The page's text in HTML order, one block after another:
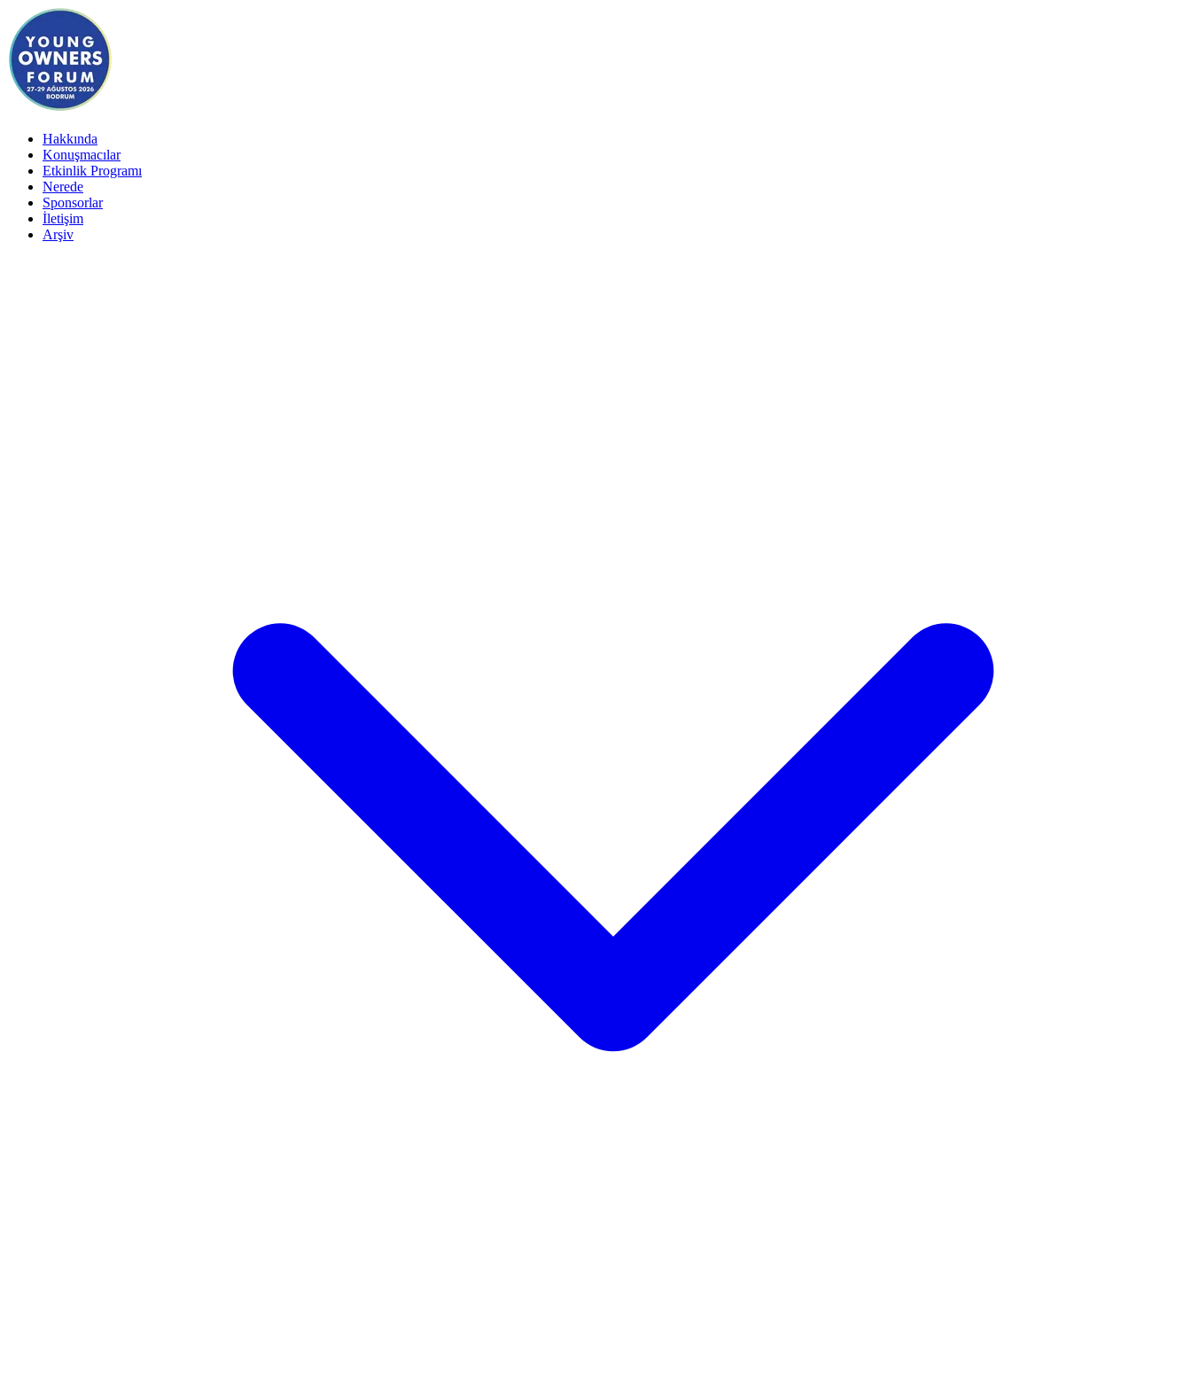
Hakkında
Konuşmacılar
Etkinlik Programı
Nerede
Sponsorlar
İletişim
Arşiv